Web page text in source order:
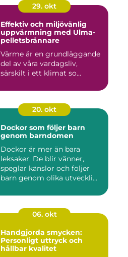
29. okt
Effektiv och miljövänlig
uppvärmning med Ulma-
pelletsbrännare
Värme är en grundläggande
del av våra vardagsliv,
särskilt i ett klimat so...
20. okt
Dockor som följer barn
genom barndomen
Dockor är mer än bara
leksaker. De blir vänner,
speglar känslor och följer
barn genom olika utveckli...
06. okt
Handgjorda smycken:
Personligt uttryck och
hållbar kvalitet